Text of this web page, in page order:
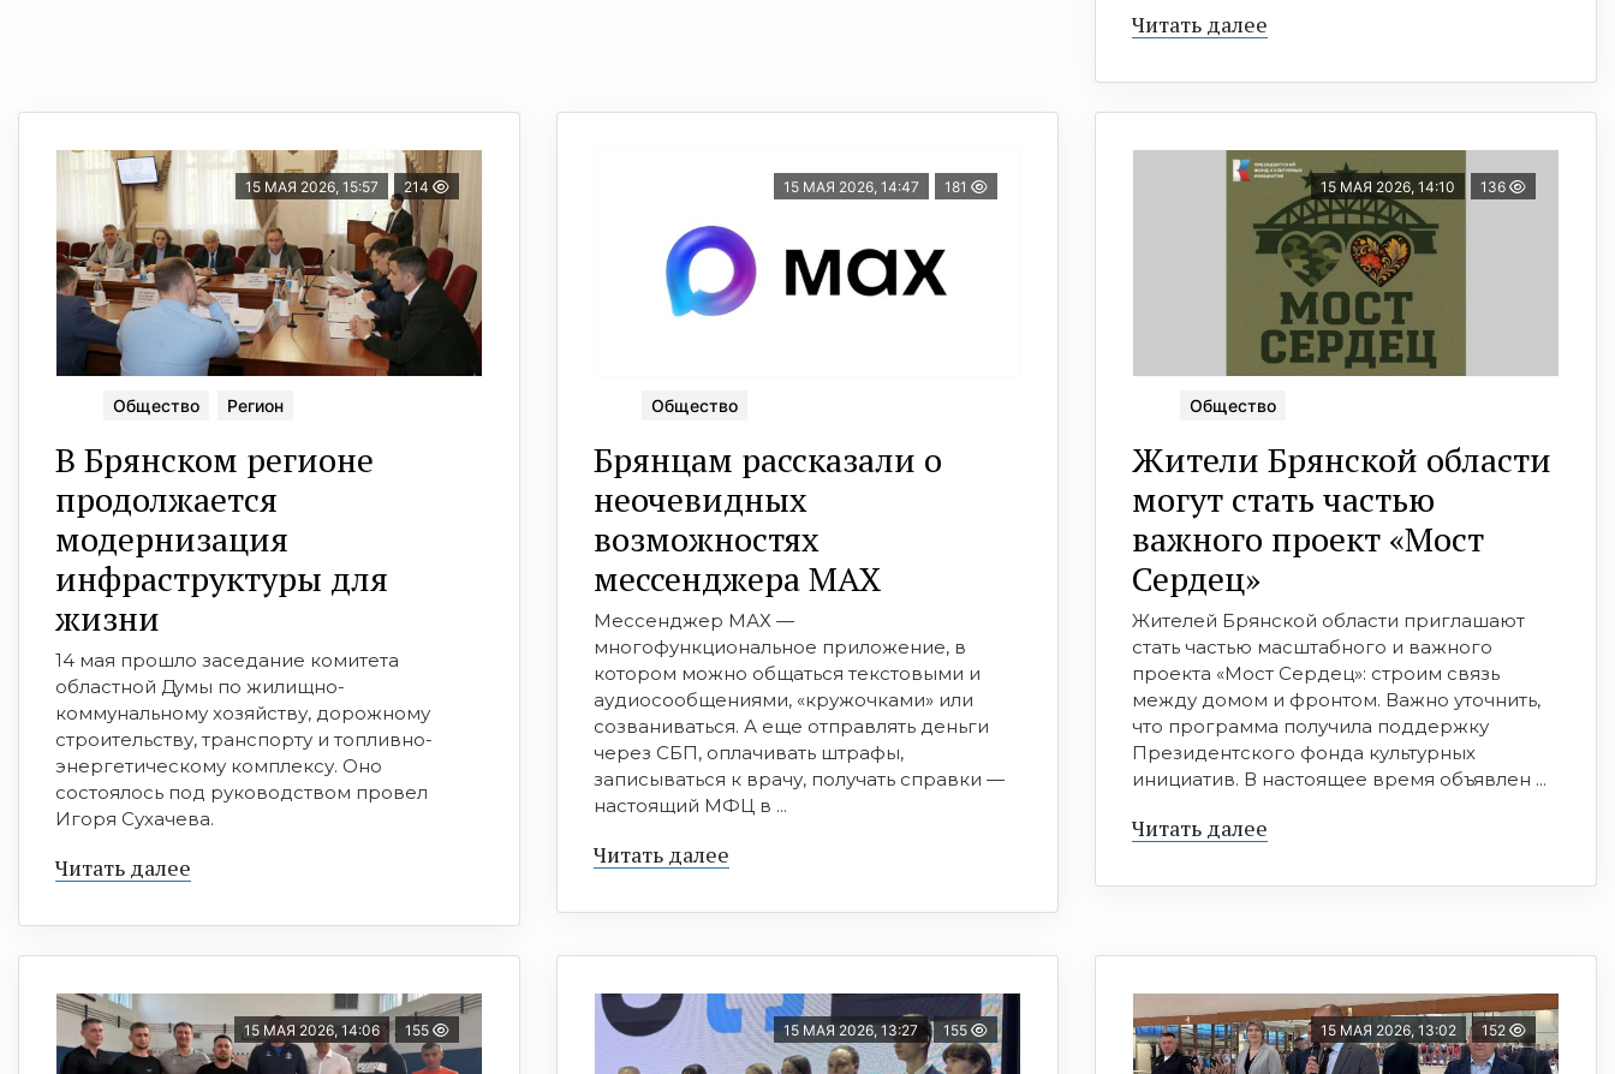
Читать далее
15 МАЯ 2026, 15:57 214
Общество Регион
В Брянском регионе
продолжается
модернизация
инфраструктуры для
жизни
14 мая прошло заседание комитета
областной Думы по жилищно-
коммунальному хозяйству, дорожному
строительству, транспорту и топливно-
энергетическому комплексу. Оно
состоялось под руководством провел
Игоря Сухачева.
Читать далее
15 МАЯ 2026, 14:47 181
Общество
Брянцам рассказали о
неочевидных
возможностях
мессенджера МАХ
Мессенджер МАХ —
многофункциональное приложение, в
котором можно общаться текстовыми и
аудиосообщениями, «кружочками» или
созваниваться. А еще отправлять деньги
через СБП, оплачивать штрафы,
записываться к врачу, получать справки —
настоящий МФЦ в ...
Читать далее
15 МАЯ 2026, 14:10 136
Общество
Жители Брянской области
могут стать частью
важного проект «Мост
Сердец»
Жителей Брянской области приглашают
стать частью масштабного и важного
проекта «Мост Сердец»: строим связь
между домом и фронтом. Важно уточнить,
что программа получила поддержку
Президентского фонда культурных
инициатив. В настоящее время объявлен ...
Читать далее
15 МАЯ 2026, 14:06 155 15 МАЯ 2026, 13:27 155 15 МАЯ 2026, 13:02 152